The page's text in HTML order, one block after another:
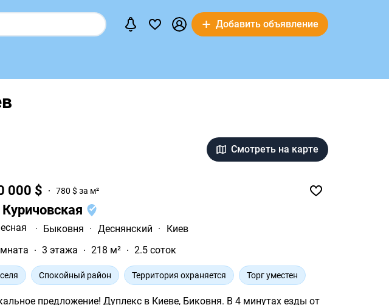
Добавить объявление
Смотреть на карте
000 $ 780 $ за м²
· Быковня · Деснянский ·
Киев
3 этажа 218 м² 2.5 соток
Спокойный район Территория охраняется Торг уместен
предложение! Дуплекс в Киеве, Биковня. В 4 минутах езды от